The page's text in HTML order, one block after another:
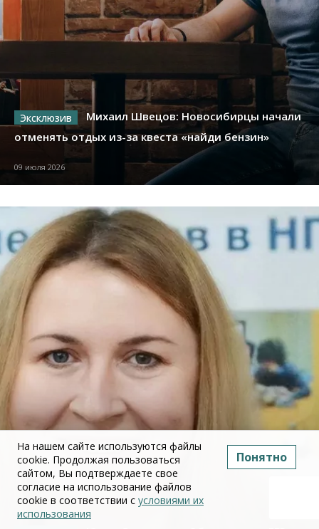
Михаил Швецов: Новосибирцы начали
отменять отдых из-за квеста «найди бензин»
09 июля 2026
На нашем сайте используются файлы
cookie. Продолжая пользоваться
сайтом, Вы подтверждаете свое
согласие на использование файлов
cookie в соответствии с условиями их
использования
Понятно